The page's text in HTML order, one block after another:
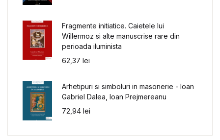
Fragmente initiatice. Caietele lui
Willermoz si alte manuscrise rare din
perioada iluminista
62,37 lei
Arhetipuri si simboluri in masonerie - Ioan
Gabriel Dalea, Ioan Prejmereanu
72,94 lei